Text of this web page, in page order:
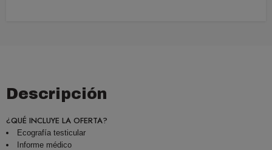
Descripción
¿QUÉ INCLUYE LA OFERTA?
Ecografía testicular
Informe médico